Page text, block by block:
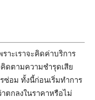
าะเราจะคิดค่าบริการ
ดตามความชำรุดเสีย
ซ่อม ทั้งนี้ก่อนเริ่มทำการ
ตกลงในราคาหรือไม่